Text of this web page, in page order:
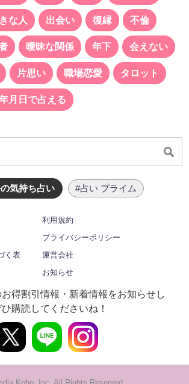
な人 出会い 復縁 不倫
曖昧な関係 年下 会えない
片思い 職場恋愛 タロット
月日で占える
気持ち占い #占い プライム
利用規約
プライバシーポリシー
く表
運営会社
お知らせ
得割引情報・新着情報をお知らせし
購読してくださいね！